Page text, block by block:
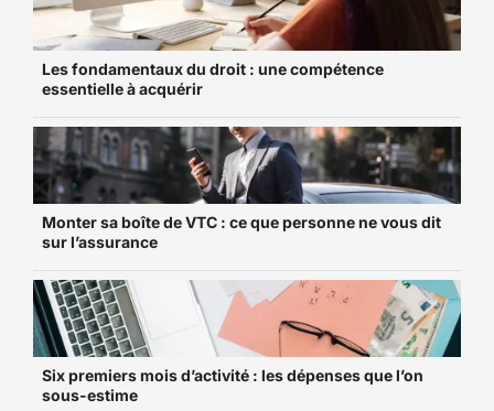
Les fondamentaux du droit : une compétence
essentielle à acquérir
Monter sa boîte de VTC : ce que personne ne vous dit
sur l’assurance
Six premiers mois d’activité : les dépenses que l’on
sous-estime